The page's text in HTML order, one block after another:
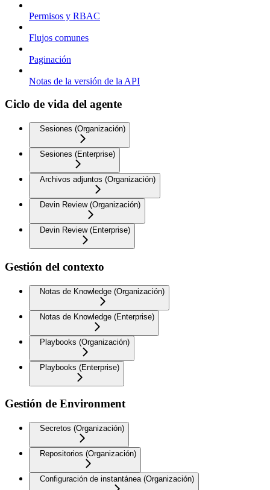
Permisos y RBAC
Flujos comunes
Paginación
Notas de la versión de la API
Ciclo de vida del agente
Sesiones (Organización)
Sesiones (Enterprise)
Archivos adjuntos (Organización)
Devin Review (Organización)
Devin Review (Enterprise)
Gestión del contexto
Notas de Knowledge (Organización)
Notas de Knowledge (Enterprise)
Playbooks (Organización)
Playbooks (Enterprise)
Gestión de Environment
Secretos (Organización)
Repositorios (Organización)
Configuración de instantánea (Organización)